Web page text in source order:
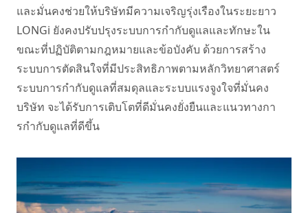
และมั่นคงช่วยให้บริษัทมีความเจริญรุ่งเรืองในระยะยาว
LONGi ยังคงปรับปรุงระบบการกํากับดูแลและทักษะใน
ขณะที่ปฏิบัติตามกฎหมายและข้อบังคับ ด้วยการสร้าง
ระบบการตัดสินใจที่มีประสิทธิภาพตามหลักวิทยาศาสตร์
ระบบการกํากับดูแลที่สมดุลและระบบแรงจูงใจที่มั่นคง
บริษัท จะได้รับการเติบโตที่ดีมั่นคงยั่งยืนและแนวทางกา
รกํากับดูแลที่ดีขึ้น